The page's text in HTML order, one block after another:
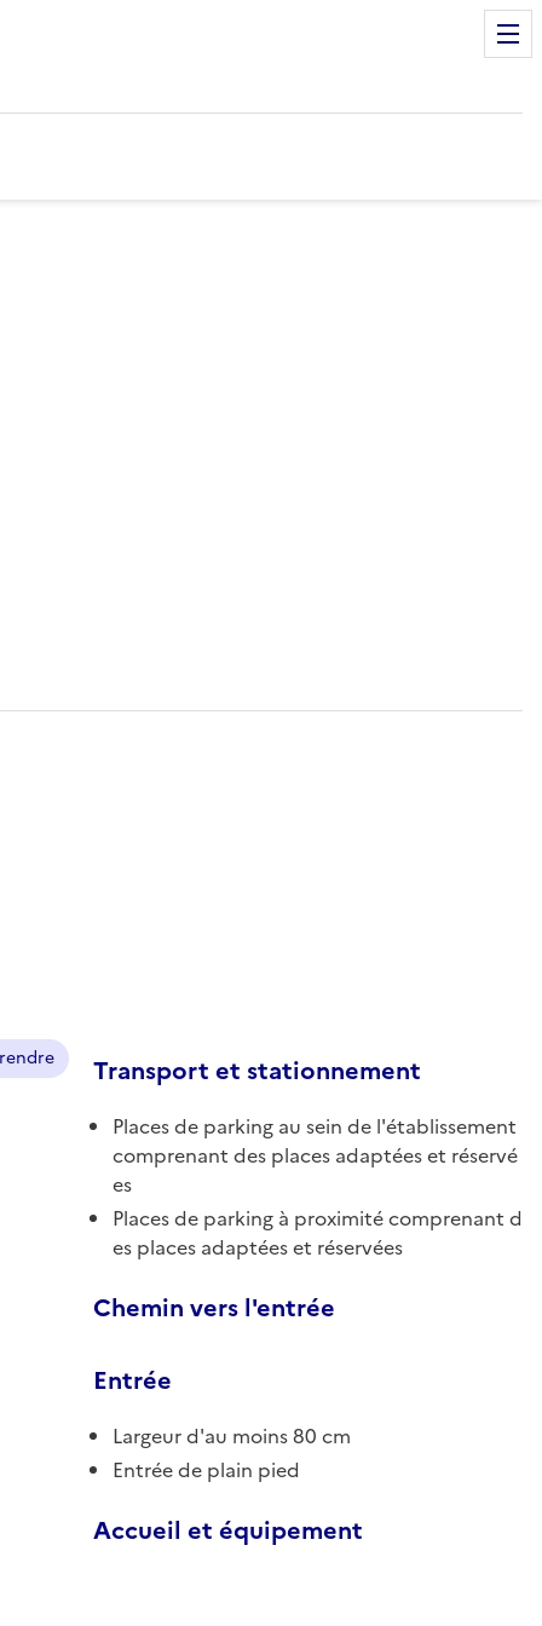
Transport et stationnement
Places de parking au sein de l'établissement
comprenant des places adaptées et réservé
es
Places de parking à proximité comprenant d
es places adaptées et réservées
Chemin vers l'entrée
Entrée
Largeur d'au moins 80 cm
Entrée de plain pied
Accueil et équipement